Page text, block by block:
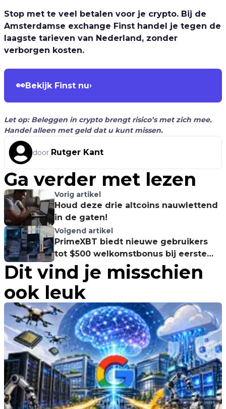
Stop met te veel betalen voor je crypto. Bij de
Amsterdamse exchange Finst handel je tegen de
laagste tarieven van Nederland, zonder
verborgen kosten.
👀Bekijk Finst nu›
Let op: Beleggen in crypto brengt risico’s met zich mee.
Handel alleen met geld dat u kunt missen.
door Rutger Kant
Ga verder met lezen
Vorig artikel
Houd deze drie altcoins nauwlettend
in de gaten!
Volgend artikel
PrimeXBT biedt nieuwe gebruikers
tot $500 welkomstbonus bij eerste
storting
Dit vind je misschien
ook leuk